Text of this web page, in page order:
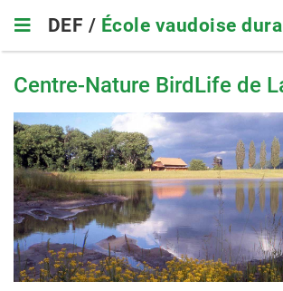
main
navigation
DEF / École vaudoise
Centre-Nature BirdLife de